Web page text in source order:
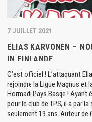
7 JUILLET 2021
ELIAS KARVONEN –
IN FINLANDE
C’est officiel ! L’attaquant
rejoindre la Ligue Magnus et
Hormadi Pays Basqe ! Ayant
pour le club de TPS, il a par
seulement 19 ans. Auteur de